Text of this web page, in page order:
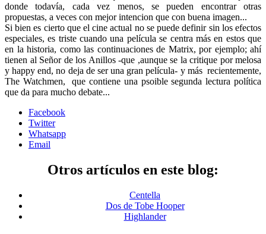
donde todavía, cada vez menos, se pueden encontrar otras
propuestas, a veces con mejor intencion que con buena imagen...
Si bien es cierto que el cine actual no se puede definir sin los efectos
especiales, es triste cuando una película se centra más en estos que
en la historia, como las continuaciones de Matrix, por ejemplo; ahí
tienen al Señor de los Anillos -que ,aunque se la critique por melosa
y happy end, no deja de ser una gran película- y más recientemente,
The Watchmen, que contiene una psoible segunda lectura política
que da para mucho debate...
Facebook
Twitter
Whatsapp
Email
Otros artículos en este blog:
Centella
Dos de Tobe Hooper
Highlander